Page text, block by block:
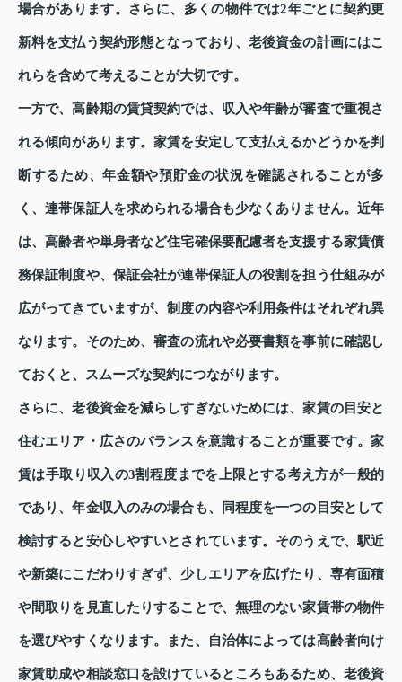
場合があります。さらに、多くの物件では2年ごとに契約更
新料を支払う契約形態となっており、老後資金の計画にはこ
れらを含めて考えることが大切です。
一方で、高齢期の賃貸契約では、収入や年齢が審査で重視さ
れる傾向があります。家賃を安定して支払えるかどうかを判
断するため、年金額や預貯金の状況を確認されることが多
く、連帯保証人を求められる場合も少なくありません。近年
は、高齢者や単身者など住宅確保要配慮者を支援する家賃債
務保証制度や、保証会社が連帯保証人の役割を担う仕組みが
広がってきていますが、制度の内容や利用条件はそれぞれ異
なります。そのため、審査の流れや必要書類を事前に確認し
ておくと、スムーズな契約につながります。
さらに、老後資金を減らしすぎないためには、家賃の目安と
住むエリア・広さのバランスを意識することが重要です。家
賃は手取り収入の3割程度までを上限とする考え方が一般的
であり、年金収入のみの場合も、同程度を一つの目安として
検討すると安心しやすいとされています。そのうえで、駅近
や新築にこだわりすぎず、少しエリアを広げたり、専有面積
や間取りを見直したりすることで、無理のない家賃帯の物件
を選びやすくなります。また、自治体によっては高齢者向け
家賃助成や相談窓口を設けているところもあるため、老後資